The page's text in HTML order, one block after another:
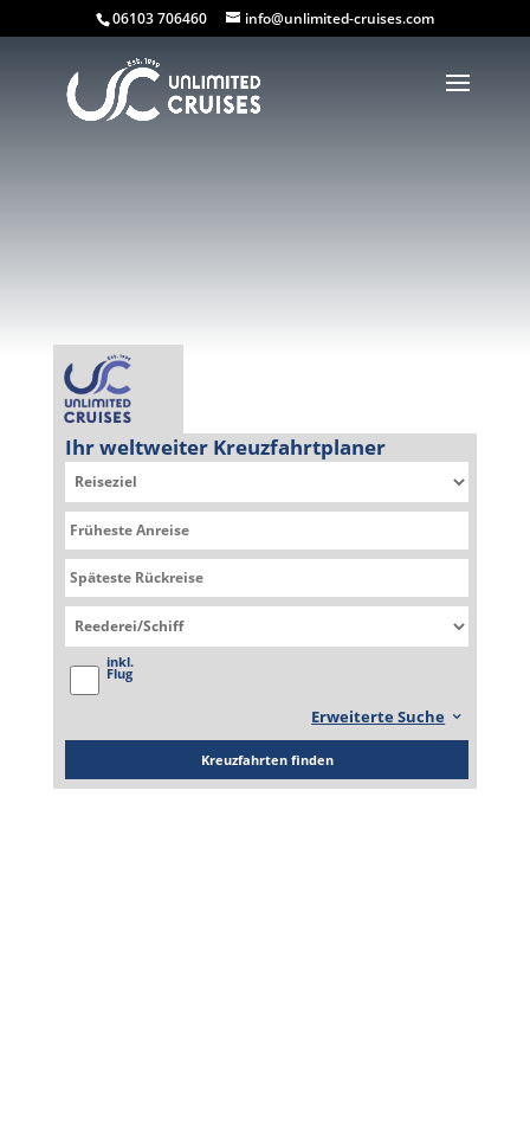
06103 706460 info@unlimited-cruises.com
Ihr weltweiter Kreuzfahrtplaner
inkl.
Flug
Erweiterte Suche
Kreuzfahrten finden
Sie befinden sich hier: Kreuzfahrtplaner » Norwegian
Epic
Norwegian Epic